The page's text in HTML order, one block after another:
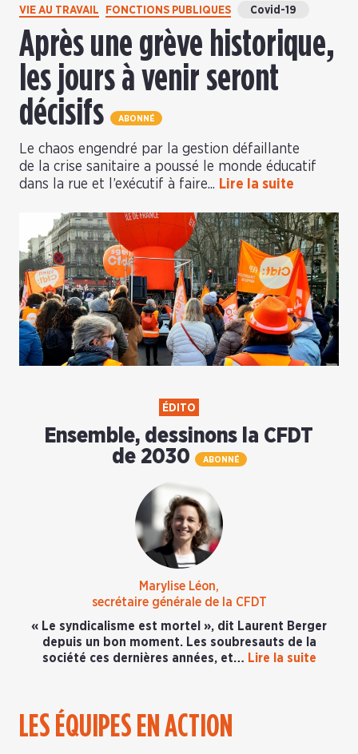
VIE AU TRAVAIL FONCTIONS PUBLIQUES Covid-19
Après une grève historique,
les jours à venir seront
décisifs
ABONNÉ
Le chaos engendré par la gestion défaillante
de la crise sanitaire a poussé le monde éducatif
dans la rue et l’exécutif à faire... Lire la suite
ÉDITO
Ensemble, dessinons la CFDT
de 2030
ABONNÉ
Marylise Léon,
secrétaire générale de la CFDT
« Le syndicalisme est mortel », dit Laurent Berger
depuis un bon moment. Les soubresauts de la
société ces dernières années, et… Lire la suite
LES ÉQUIPES EN ACTION